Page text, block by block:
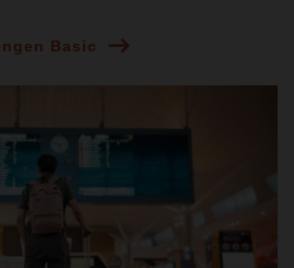
Basic